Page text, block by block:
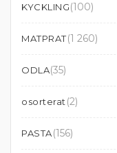
KYCKLING(100)
MATPRAT(1 260)
ODLA(35)
osorterat (2)
PASTA(156)